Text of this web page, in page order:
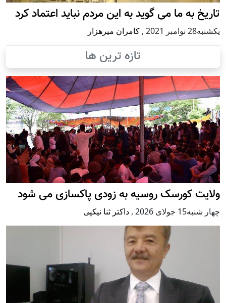
تاریخ به ما می گوید به این مردم نباید اعتماد کرد
يكشنبه28 نوامبر 2021 , کامران میرهزار
تازه ترین ها
ولایت کورسک روسیه به زودی پاکسازی می شود
چهار شنبه15 جولای 2026 , داکتر ثنا نیکپی